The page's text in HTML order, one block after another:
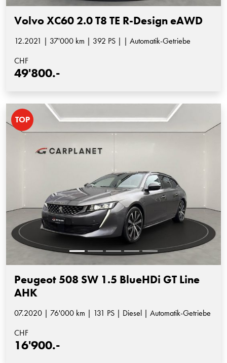
Volvo XC60 2.0 T8 TE R-Design eAWD
12.2021 | 37'000 km | 392 PS | | Automatik-Getriebe
CHF
49'800.-
TOP
Peugeot 508 SW 1.5 BlueHDi GT Line
AHK
07.2020 | 76'000 km | 131 PS | Diesel | Automatik-Getriebe
CHF
16'900.-